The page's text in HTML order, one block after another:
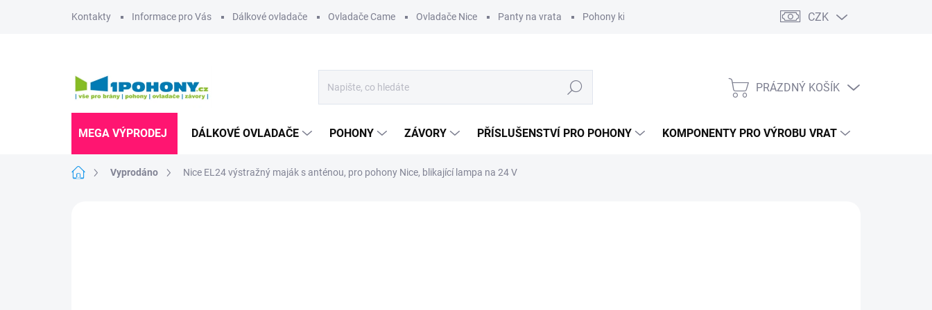
Kontakty Informace pro Vás Dálkové ovladače Ovladače Came Ovladače Nice Panty na vrata Pohony křídlových bran Pohony posuvných bran Pohony garážových
CZK
Hledat
NÁKUPNÍ
PRÁZDNÝ KOŠÍK
MEGA VÝPRODEJ DÁLKOVÉ OVLADAČE POHONY ZÁVORY PŘÍSLUŠENSTVÍ PRO POHONY KOMPONENTY PRO VÝROBU VRAT
Domů Vyprodáno Nice EL24 výstražný maják s anténou, pro pohony Nice, blikající lampa na 24 V